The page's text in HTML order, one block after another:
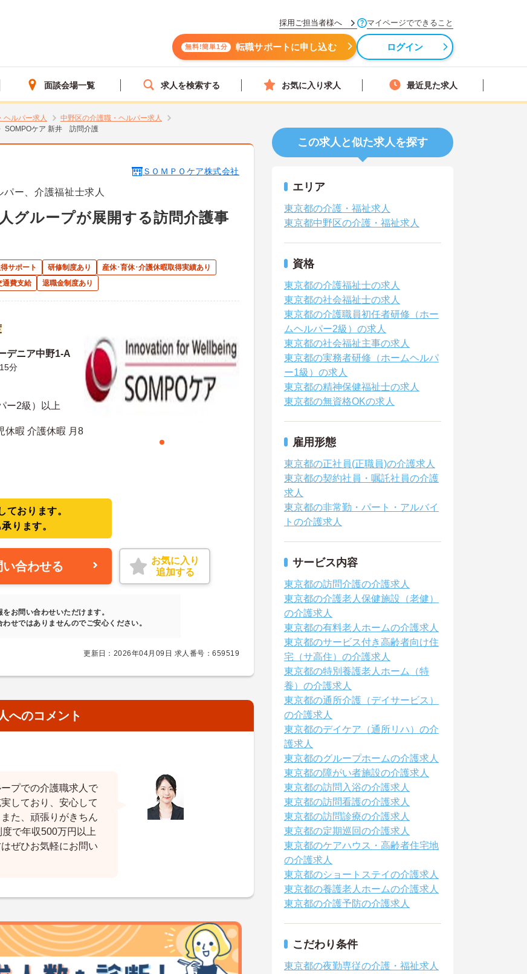
採用ご担当者様へ マイページでできること
無料!簡単1分 転職サポートに申し込む ログイン
面談会場一覧 求人を検索する お気に入り求人 最近見た求人
ヘルパー求人
中野区の介護職・ヘルパー求人
SOMPOケア 新井 訪問介護
ＳＯＭＰＯケア株式会社
ー、介護福祉士求人
グループが展開する訪問介護事
サポート 研修制度あり
産休･育休･介護休暇取得実績あり
通費支給 退職金制度あり
デニア中野1-A
分
ー2級）以上
休暇 介護休暇 月8
ております。
ります。
合わせる
お気に入り
追加する
をお問い合わせいただけます。
せではありませんのでご安心ください。
更新日：2026年04月09日 求人番号：659519
へのコメント
プでの介護職求人で
しており、安心して
た、頑張りがきちん
で年収500万円以上
ぜひお気軽にお問い
この求人と似た求人を探す
エリア
東京都の介護・福祉求人
東京都中野区の介護・福祉求人
資格
東京都の介護福祉士の求人
東京都の社会福祉士の求人
東京都の介護職員初任者研修（ホー
ムヘルパー2級）の求人
東京都の社会福祉主事の求人
東京都の実務者研修（ホームヘルパ
ー1級）の求人
東京都の精神保健福祉士の求人
東京都の無資格OKの求人
雇用形態
東京都の正社員(正職員)の介護求人
東京都の契約社員・嘱託社員の介護
求人
東京都の非常勤・パート・アルバイ
トの介護求人
サービス内容
東京都の訪問介護の介護求人
東京都の介護老人保健施設（老健）
の介護求人
東京都の有料老人ホームの介護求人
東京都のサービス付き高齢者向け住
宅（サ高住）の介護求人
東京都の特別養護老人ホーム（特
養）の介護求人
東京都の通所介護（デイサービス）
の介護求人
東京都のデイケア（通所リハ）の介
護求人
東京都のグループホームの介護求人
東京都の障がい者施設の介護求人
東京都の訪問入浴の介護求人
東京都の訪問看護の介護求人
東京都の訪問診療の介護求人
東京都の定期巡回の介護求人
東京都のケアハウス・高齢者住宅地
の介護求人
東京都のショートステイの介護求人
東京都の養護老人ホームの介護求人
東京都の介護予防の介護求人
こだわり条件
東京都の夜勤専従の介護・福祉求人